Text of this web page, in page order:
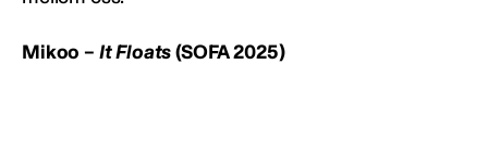
Mikoo – It Floats(SOFA 2025)